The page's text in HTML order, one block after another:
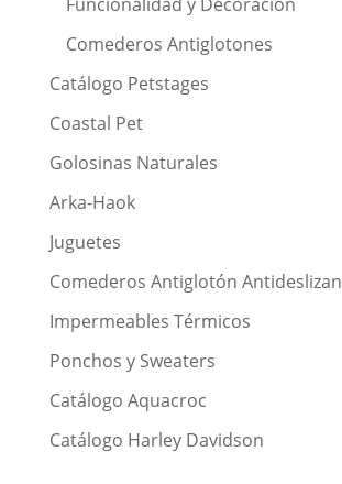
Comederos Antiglotones
Catálogo Petstages
Coastal Pet
Golosinas Naturales
Arka-Haok
Juguetes
Comederos Antiglotón
Impermeables Térmicos
Ponchos y Sweaters
Catálogo Aquacroc
Catálogo Harley Davidson